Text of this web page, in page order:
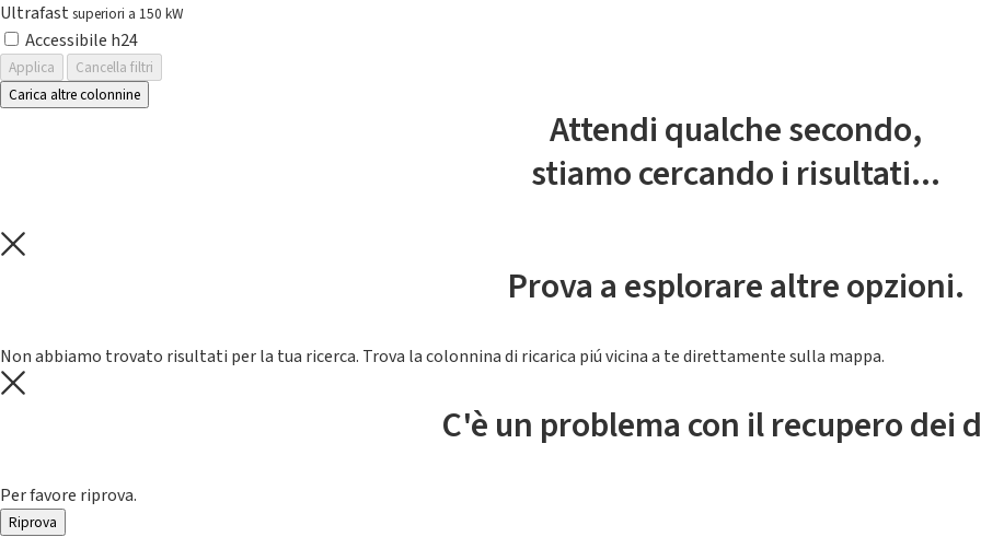
Ultrafast superiori a 150 kW
Accessibile h24
Applica
Cancella filtri
Carica altre colonnine
Attendi qualche secondo,
stiamo cercando i risultati...
Prova a esplorare altre opzioni.
Non abbiamo trovato risultati per la tua ricerca. Trova la colonnina di ricarica piú vicina a te direttamente sulla mappa.
C'è un problema con il recupero dei
Per favore riprova.
Riprova